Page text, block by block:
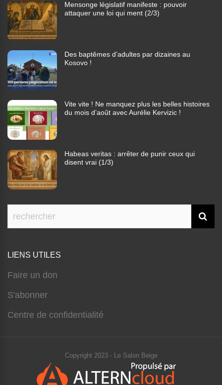
Mensonge législatif manifeste : pouvoir
attaquer une loi qui ment (2/3)
Des baptêmes d’adultes par dizaines au
Kosovo !
Vite vite ! Ne manquez plus les belles histoires
du mois d’août avec Aurélie Kervizic !
Habeas veritas : arrêter de punir ceux qui
disent vrai (1/3)
LIENS UTILES
Faire un don
S'abonner
Centre de confidentialité
Copyright 2023 - Le Salon Beige